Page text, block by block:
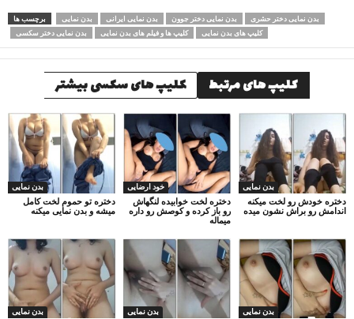
برچسب ها بدن نمایی بدن نمایی ایرانی بدن نمایی دختر جوون
بدن نمایی دختر حشری
بدن نمایی دختر سکسی
کلیپ ها و فیلم های بدن نمایی کلیپ های بدن نمایی
کلیپ های مرتبط کلیپ های سکسی بیشتر
بدن نمایی
دختره تو حموم لخت کامل
میشه و بدن نمایی میکنه
خود ارضایی
دختره لخت خوابیده لنگهاش
رو باز کرده و کوصش رو داره
میماله
بدن نمایی
دختره خودش رو لخت میکنه
اندامش رو براش نشون میده
بدن نمایی بدن نمایی بدن نمایی